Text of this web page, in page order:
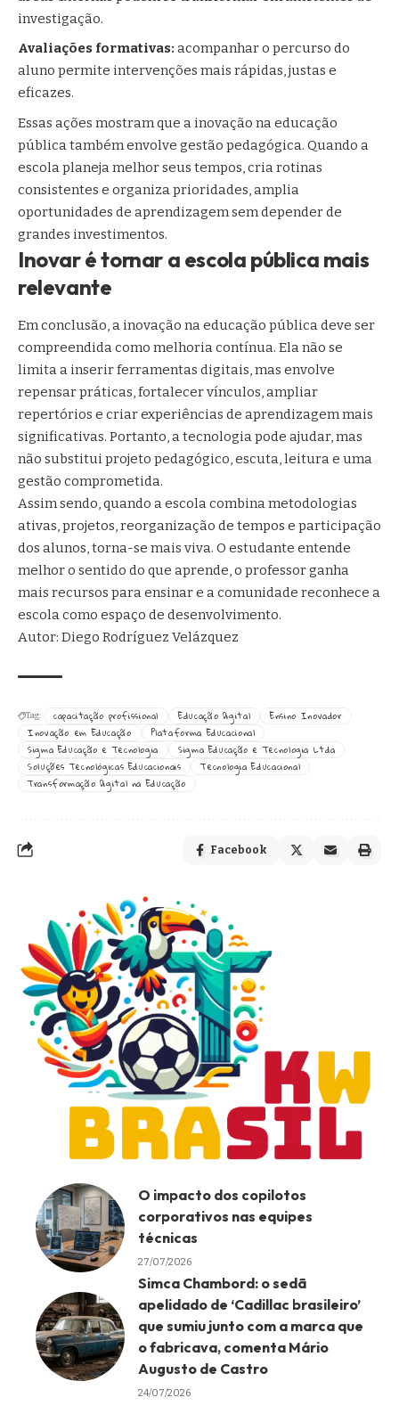
investigação.
Avaliações formativas: acompanhar o percurso do
aluno permite intervenções mais rápidas, justas e
eficazes.
Essas ações mostram que a inovação na educação
pública também envolve gestão pedagógica. Quando a
escola planeja melhor seus tempos, cria rotinas
consistentes e organiza prioridades, amplia
oportunidades de aprendizagem sem depender de
grandes investimentos.
Inovar é tornar a escola pública mais
relevante
Em conclusão, a inovação na educação pública deve ser
compreendida como melhoria contínua. Ela não se
limita a inserir ferramentas digitais, mas envolve
repensar práticas, fortalecer vínculos, ampliar
repertórios e criar experiências de aprendizagem mais
significativas. Portanto, a tecnologia pode ajudar, mas
não substitui projeto pedagógico, escuta, leitura e uma
gestão comprometida.
Assim sendo, quando a escola combina metodologias
ativas, projetos, reorganização de tempos e participação
dos alunos, torna-se mais viva. O estudante entende
melhor o sentido do que aprende, o professor ganha
mais recursos para ensinar e a comunidade reconhece a
escola como espaço de desenvolvimento.
Autor: Diego Rodríguez Velázquez
Tag: capacitação profissional Educação Digital
Ensino Inovador
Inovação em Educação
Plataforma Educacional
Sigma Educação e Tecnologia
Sigma Educação e Tecnologia Ltda
Soluções Tecnológicas Educacionais
Tecnologia Educacional
Transformação Digital na Educação
Facebook
O impacto dos copilotos
corporativos nas equipes
técnicas
27/07/2026
Simca Chambord: o sedã
apelidado de ‘Cadillac brasileiro’
que sumiu junto com a marca que
o fabricava, comenta Mário
Augusto de Castro
24/07/2026